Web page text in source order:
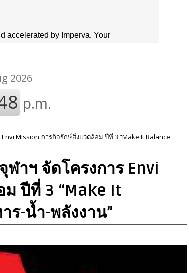
Mission ภารกิจรักษ์สิ่งแวดล้อม ปีที่ 3 “Make It Balance:
าฯ จัดโครงการ Envi
ปีที่ 3 “Make It
ร-น้ำ-พลังงาน”